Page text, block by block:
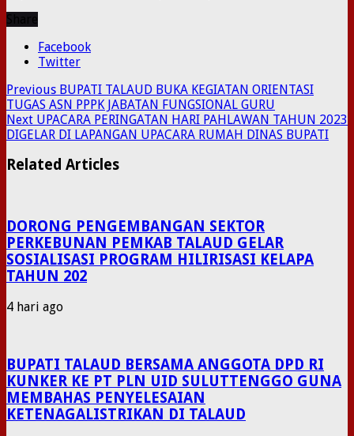
Facebook
Twitter
Previous BUPATI TALAUD BUKA KEGIATAN ORIENTASI
TUGAS ASN PPPK JABATAN FUNGSIONAL GURU
Next UPACARA PERINGATAN HARI PAHLAWAN TAHUN 2023
DIGELAR DI LAPANGAN UPACARA RUMAH DINAS BUPATI
Related Articles
DORONG PENGEMBANGAN SEKTOR
PERKEBUNAN PEMKAB TALAUD GELAR
SOSIALISASI PROGRAM HILIRISASI KELAPA
TAHUN 202
4 hari ago
BUPATI TALAUD BERSAMA ANGGOTA DPD RI
KUNKER KE PT PLN UID SULUTTENGGO GUNA
MEMBAHAS PENYELESAIAN
KETENAGALISTRIKAN DI TALAUD